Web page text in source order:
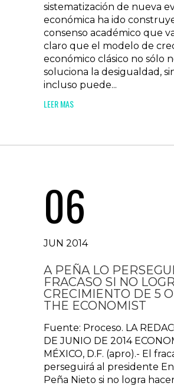
sistematización de nueva
económica ha ido
consenso académico que
claro que el modelo de
económico clásico no sólo
soluciona la desigualdad,
incluso puede...
LEER MAS
06
JUN 2014
A PEÑA LO
FRACASO SI NO
CRECIMIENTO DE 5 O
THE ECONOMIST
Fuente: Proceso. LA
DE JUNIO DE 2014
MÉXICO, D.F. (apro).- El
perseguirá al presidente
Peña Nieto si no logra